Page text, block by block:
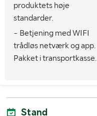
produktets høje
standarder.
- Betjening med WIFI
trådløs netværk og app.
Pakket i transportkasse.
Stand